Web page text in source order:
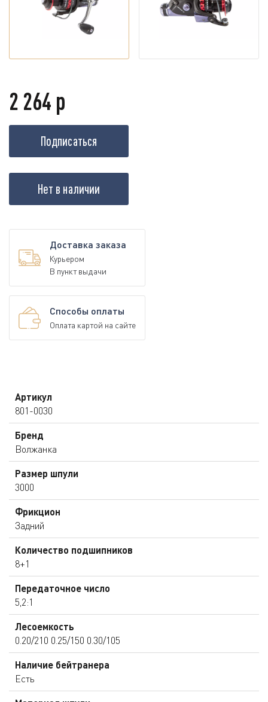
2 264 р
Подписаться
Нет в наличии
Доставка заказа
Курьером
В пункт выдачи
Способы оплаты
Оплата картой на сайте
Артикул
801-0030
Бренд
Волжанка
Размер шпули
3000
Фрикцион
Задний
Количество подшипников
8+1
Передаточное число
5,2:1
Лесоемкость
0.20/210 0.25/150 0.30/105
Наличие бейтранера
Есть